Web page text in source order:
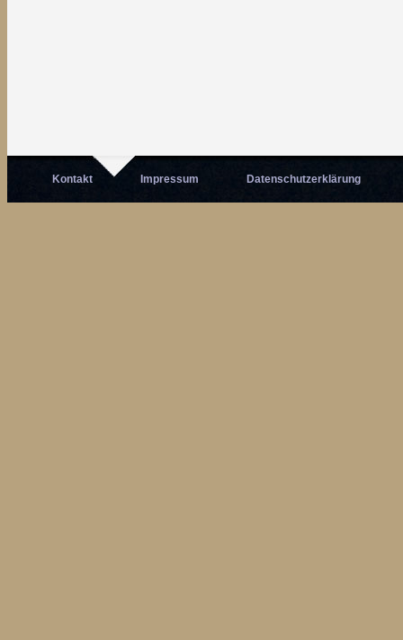
Kontakt Impressum Datenschutzerklärung